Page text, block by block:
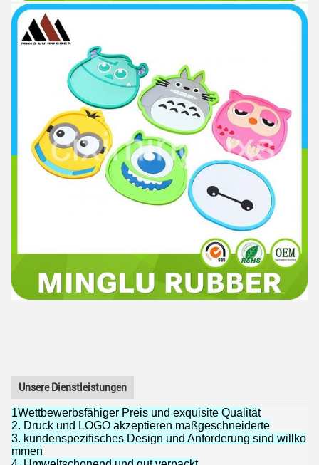
Unsere Dienstleistungen
1Wettbewerbsfähiger Preis und exquisite Qualität
2. Druck und LOGO akzeptieren maßgeschneiderte
3. kundenspezifisches Design und Anforderung sind willko
mmen